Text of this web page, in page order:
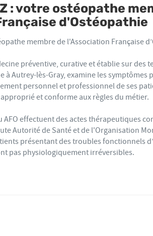
: votre ostéopathe
d'Ostéopathie
membre de l'Association Française
préventive, curative et établie sur des
à Autrey-lès-Gray, examine les
personnel et professionnel de ses
et conforme aux règles du métier.
AFO effectuent des actes thérapeutiques
Autorité de Santé et de l'Organisation
présentant des troubles fonctionnels
pas physiologiquement irréversibles.
traitement ostéopathique par